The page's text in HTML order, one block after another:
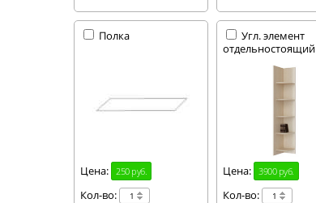
Полка
Цена: 250 руб.
Кол-во:
Угл. элемент
отдельностоящий
Цена: 3900 руб.
Кол-во: